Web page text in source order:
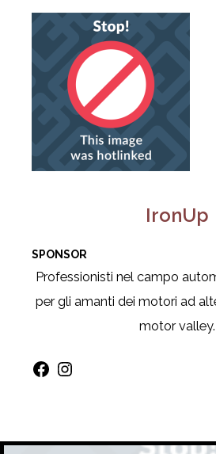
IronUp
SPONSOR
Professionisti nel campo
per gli amanti dei motori ad
motor valley.